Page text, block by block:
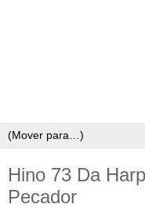
Hino 73 Da
Pecador